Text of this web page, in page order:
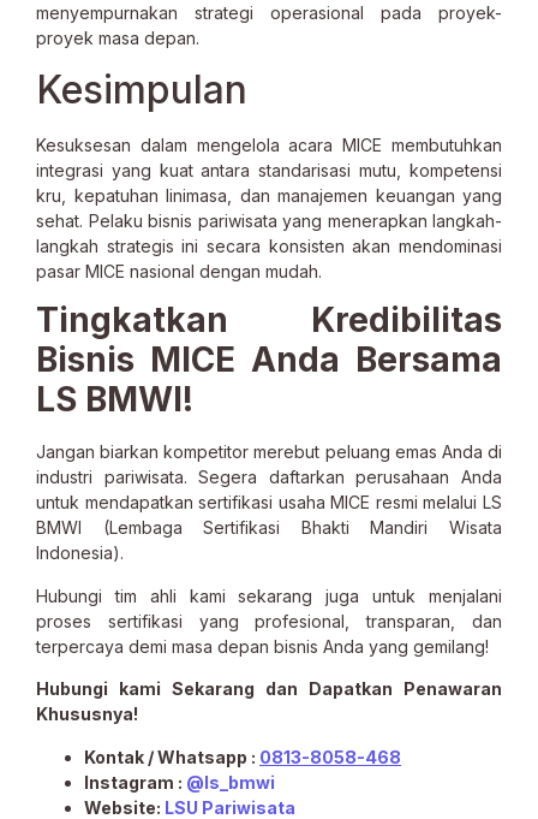
menyempurnakan strategi operasional pada proyek-
proyek masa depan.
Kesimpulan
Kesuksesan dalam mengelola acara MICE membutuhkan
integrasi yang kuat antara standarisasi mutu, kompetensi
kru, kepatuhan linimasa, dan manajemen keuangan yang
sehat. Pelaku bisnis pariwisata yang menerapkan langkah-
langkah strategis ini secara konsisten akan mendominasi
pasar MICE nasional dengan mudah.
Tingkatkan Kredibilitas
Bisnis MICE Anda Bersama
LS BMWI!
Jangan biarkan kompetitor merebut peluang emas Anda di
industri pariwisata. Segera daftarkan perusahaan Anda
untuk mendapatkan sertifikasi usaha MICE resmi melalui LS
BMWI (Lembaga Sertifikasi Bhakti Mandiri Wisata
Indonesia).
Hubungi tim ahli kami sekarang juga untuk menjalani
proses sertifikasi yang profesional, transparan, dan
terpercaya demi masa depan bisnis Anda yang gemilang!
Hubungi kami Sekarang dan Dapatkan Penawaran
Khususnya!
Kontak / Whatsapp : 0813-8058-468
Instagram : @ls_bmwi
Website: LSU Pariwisata